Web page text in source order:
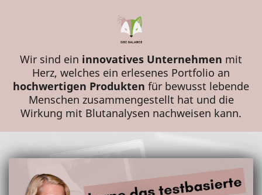
Wir sind ein innovatives Unternehmen mit
Herz, welches ein erlesenes Portfolio an
hochwertigen Produkten für bewusst lebende
Menschen zusammengestellt hat und die
Wirkung mit Blutanalysen nachweisen kann.